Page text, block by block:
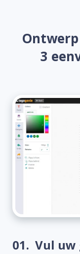
3
01. Vul uw